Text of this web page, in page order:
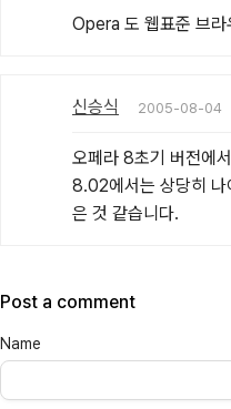
Opera 도 웹표준 브라
신승식 2005-08-04
오페라 8초기 버전에
8.02에서는 상당히 나
은 것 같습니다.
Post a comment
Name